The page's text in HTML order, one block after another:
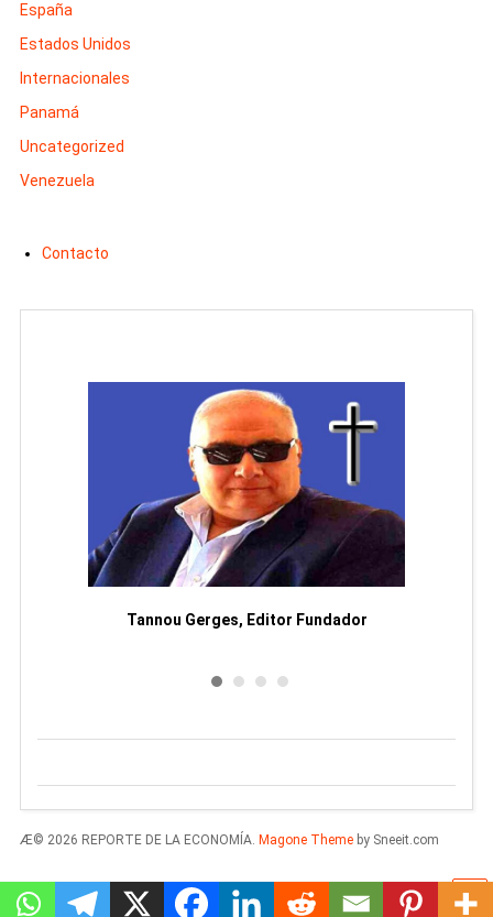
España
Estados Unidos
Internacionales
Panamá
Uncategorized
Venezuela
Contacto
Tannou Gerges, Editor Fundador
Æ© 2026 REPORTE DE LA ECONOMÍA. Magone Themeby Sneeit.com